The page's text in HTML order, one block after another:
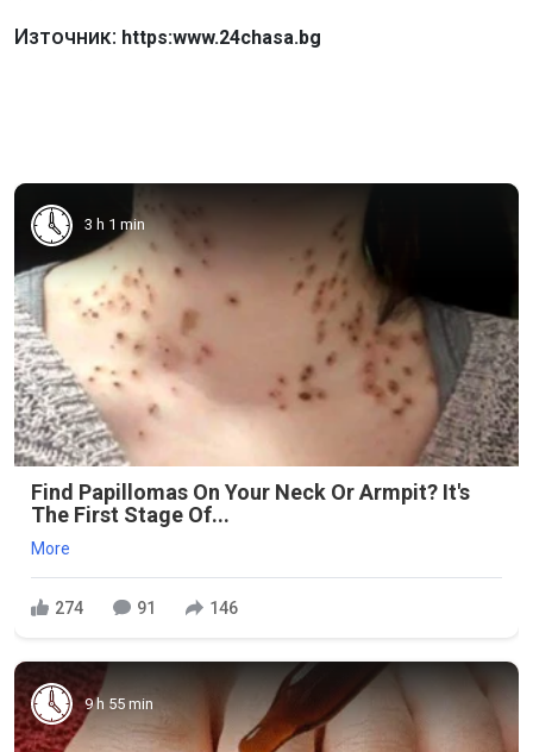
Източник: https:www.24chasa.bg
3 h 1 min
Find Papillomas On Your Neck Or Armpit? It's
The First Stage Of...
More
274 91 146
9 h 55 min